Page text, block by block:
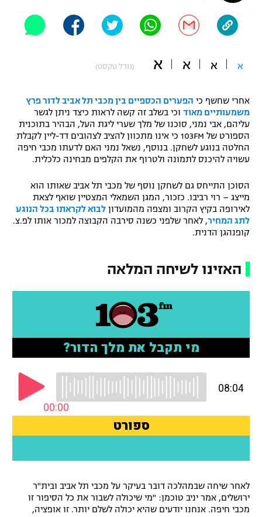
תקנון עבור פעילות אלקטרה
תקנון עבור פעילות ספורט 1 – "מרלן"
גיימינג E-Sports
מדיניות פרטיות
רשיון להקרנה פומבית לבית עסק
המגזין
אופניים
פוטבול אמריקאי NFL
בייסבול MLB
ספורט אתגרי ואקסטרים
אומנויות לחימה
גיימינג E-Sports
א א א א (גודל טקסט)
אחרי שחשף כי הפערים הכספיים בין מכבי תל אביב לדור פרץ
משמעותיים מאוד וכי בשלב זה קשה לראות כיצד ניתן לגשר
עליהם, אבי נמני, סוכנו של מלך שערי ליגת העל, הבהיר בתוכנית
הספורט של 103FM כי אינו מתכוון להציב לצהובים דד-ליין לקבלת
החלטה בנוגע לשחקן. בנוסף, נשאל נמני האם לדעתו מכבי חיפה
עשויה להיכנס לתמונה ולטרוף את הקלפים מבחינה כלכלית.
הסוכן התייחס גם לשחקן נוסף של מכבי תל אביב שאותו הוא
מייצג – רוי רביבו. כזכור, המגן השמאלי המצטיין שואף לצאת
לאירופה בקיץ הקרוב ומצפה מהמועדון לבוא לקראתו בכל הנוגע
לתג המחיר, לאחר שלפני כשנה סירבה הקבוצה למכור אותו לפ.צ.
קופנהגן הדנית.
האזינו לשיחה המלאה
לאחר שיחה שבמהלכה דובר בעיקר על מכבי תל אביב ובית"ר
ירושלים, אמר יניב טוכמן: "מי שיכולה לשבור את כל הסיפור זו
מכבי חיפה. אנחנו יודעים שהיא יכולה לשלם יותר. זו אופציה,